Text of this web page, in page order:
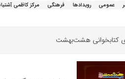
عمومی رویدادها فرهنگی
مرکز کاظمی
کتابخوانی هشت‌بهشت